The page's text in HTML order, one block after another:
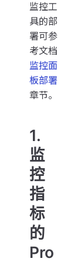
监控工
具的部
署可参
考文档
监控面
板部署
章节。
1.
监
控
指
标
的
Pro